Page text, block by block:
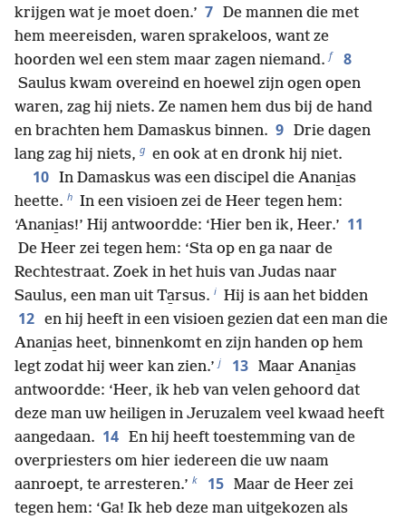
krijgen wat je moet doen.’ 7 De mannen die met
hem meereisden, waren sprakeloos, want ze
hoorden wel een stem maar zagen niemand. f 8
Saulus kwam overeind en hoewel zijn ogen open
waren, zag hij niets. Ze namen hem dus bij de hand
en brachten hem Damaskus binnen. 9 Drie dagen
lang zag hij niets, g en ook at en dronk hij niet.
10 In Damaskus was een discipel die Anani̱as
heette. h In een visioen zei de Heer tegen hem:
‘Anani̱as!’ Hij antwoordde: ‘Hier ben ik, Heer.’ 11
De Heer zei tegen hem: ‘Sta op en ga naar de
Rechtestraat. Zoek in het huis van Judas naar
Saulus, een man uit Ta̱rsus. i Hij is aan het bidden
12 en hij heeft in een visioen gezien dat een man die
Anani̱as heet, binnenkomt en zijn handen op hem
legt zodat hij weer kan zien.’ j 13 Maar Anani̱as
antwoordde: ‘Heer, ik heb van velen gehoord dat
deze man uw heiligen in Jeruzalem veel kwaad heeft
aangedaan. 14 En hij heeft toestemming van de
overpriesters om hier iedereen die uw naam
aanroept, te arresteren.’ k 15 Maar de Heer zei
tegen hem: ‘Ga! Ik heb deze man uitgekozen als